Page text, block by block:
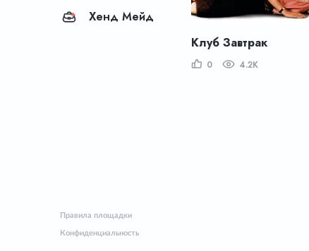
Хенд Мейд
Правила площадки
Конфиденциальность
Клуб Завтрак
0 4.2K